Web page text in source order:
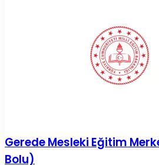
Gerede Mesleki Eğitim
Bolu)